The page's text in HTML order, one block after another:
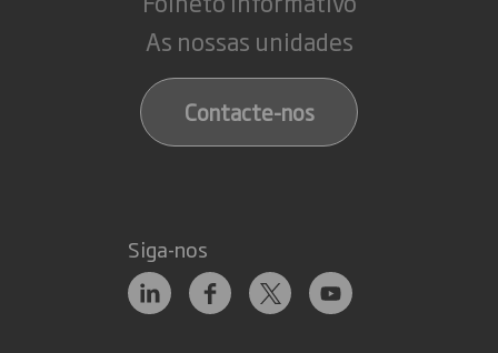
As nossas unidades
Contacte-nos
Siga-nos